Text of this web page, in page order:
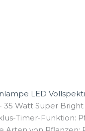
LED
35 Watt Super
Timer-Funktion: